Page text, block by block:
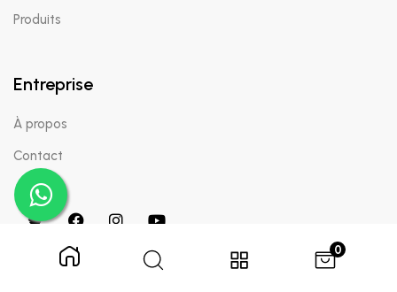
0
Produits
Entreprise
À propos
Contact